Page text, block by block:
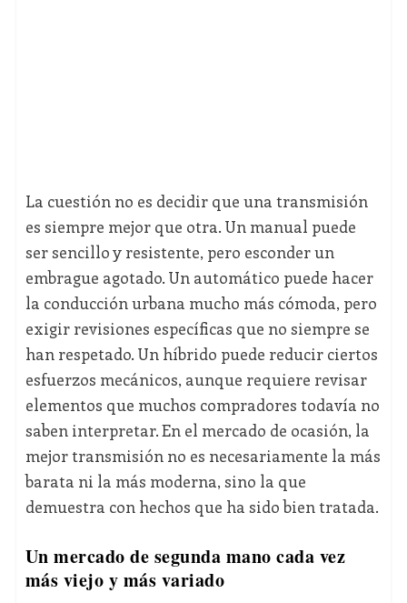
La cuestión no es decidir que una transmisión
es siempre mejor que otra. Un manual puede
ser sencillo y resistente, pero esconder un
embrague agotado. Un automático puede hacer
la conducción urbana mucho más cómoda, pero
exigir revisiones específicas que no siempre se
han respetado. Un híbrido puede reducir ciertos
esfuerzos mecánicos, aunque requiere revisar
elementos que muchos compradores todavía no
saben interpretar. En el mercado de ocasión, la
mejor transmisión no es necesariamente la más
barata ni la más moderna, sino la que
demuestra con hechos que ha sido bien tratada.
Un mercado de segunda mano cada vez
más viejo y más variado